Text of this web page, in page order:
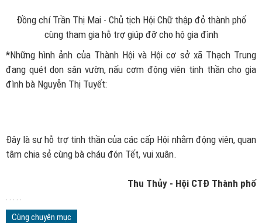
Đồng chí Trần Thị Mai - Chủ tịch Hội Chữ thập đỏ thành phố
cùng tham gia hỗ trợ giúp đỡ cho hộ gia đình
*Những hình ảnh của Thành Hội và Hội cơ sở xã Thạch Trung
đang quét dọn sân vườn, nấu cơm động viên tinh thần cho gia
đình bà Nguyễn Thị Tuyết:
Đây là sự hỗ trợ tinh thần của các cấp Hội nhằm động viên, quan
tâm chia sẻ cùng bà cháu đón Tết, vui xuân.
Thu Thủy - Hội CTĐ Thành phố
. . . . .
Cùng chuyên mục